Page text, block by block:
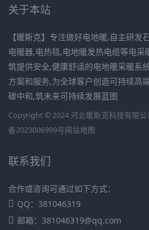
关于本站
【暖斯克】专注做好电地暖,自主研发
电暖器,电热毯,电地暖发热电缆等电
筑提供安全,健康舒适的电地暖采暖系
方案和服务,为全球客户创造可持续高
碳中和,筑未来可持续发展蓝图
Copyright © 2024 河北暖斯克科技有限公
备2023006999号网站地图
联系我们
合作或咨询可通过如下方式：
QQ：381046319
邮箱：381046319@qq.com